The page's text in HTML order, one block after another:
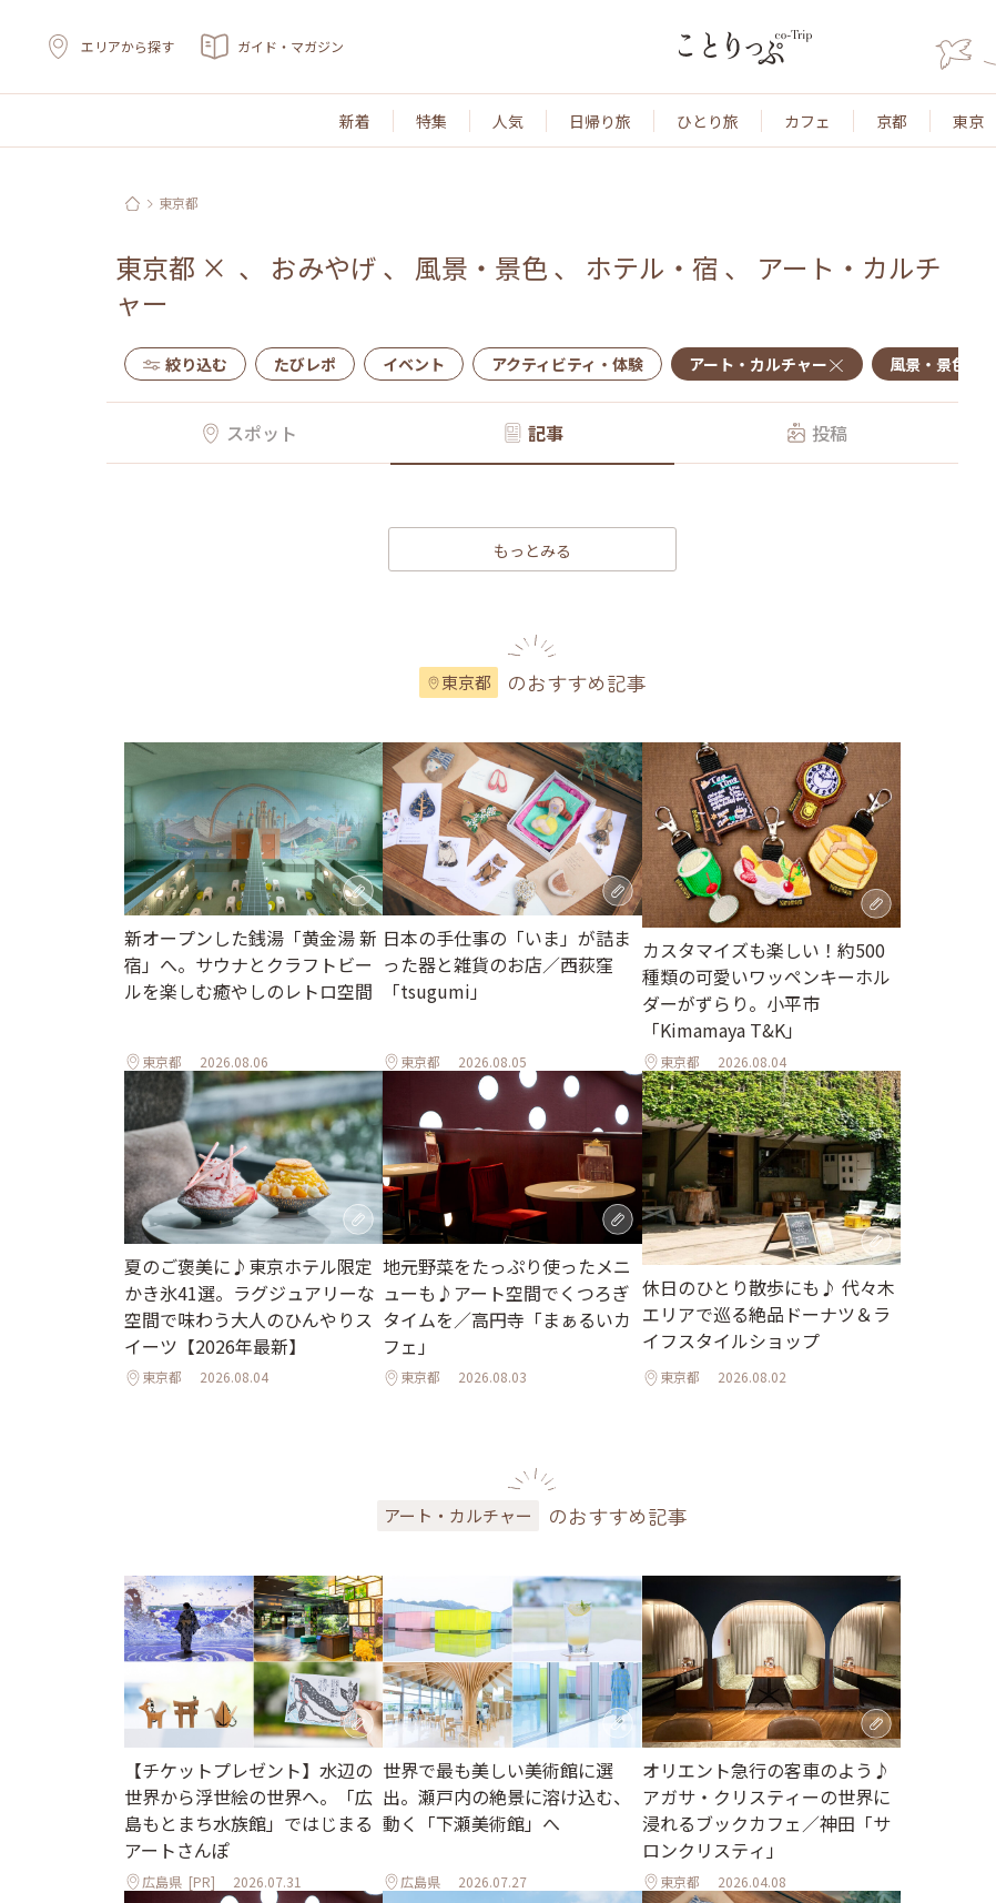
エリアから探す ガイド・マガジン
新着 特集 人気 日帰り旅 ひとり旅 カフェ 京都 東京
東京都
東京都 × 、 おみやげ 、 風景・景色 、 ホテル・宿 、 アート・カルチ
ャー
絞り込む たびレポ イベント アクティビティ・体験 アート・カルチャー 風景・景色
スポット 記事 投稿
もっとみる
東京都 のおすすめ記事
新オープンした銭湯「黄金湯 新
宿」へ。サウナとクラフトビー
ルを楽しむ癒やしのレトロ空間
東京都 2026.08.06
日本の手仕事の「いま」が詰ま
った器と雑貨のお店／西荻窪
「tsugumi」
東京都 2026.08.05
カスタマイズも楽しい！約500
種類の可愛いワッペンキーホル
ダーがずらり。小平市
「Kimamaya T&K」
東京都 2026.08.04
夏のご褒美に♪東京ホテル限定
かき氷41選。ラグジュアリーな
空間で味わう大人のひんやりス
イーツ【2026年最新】
東京都 2026.08.04
地元野菜をたっぷり使ったメニ
ューも♪アート空間でくつろぎ
タイムを／高円寺「まぁるいカ
フェ」
東京都 2026.08.03
休日のひとり散歩にも♪ 代々木
エリアで巡る絶品ドーナツ＆ラ
イフスタイルショップ
東京都 2026.08.02
アート・カルチャー のおすすめ記事
【チケットプレゼント】水辺の
世界から浮世絵の世界へ。「広
島もとまち水族館」ではじまる
アートさんぽ
広島県 [PR] 2026.07.31
世界で最も美しい美術館に選
出。瀬戸内の絶景に溶け込む、
動く「下瀬美術館」へ
広島県 2026.07.27
オリエント急行の客車のよう♪
アガサ・クリスティーの世界に
浸れるブックカフェ／神田「サ
ロンクリスティ」
東京都 2026.04.08